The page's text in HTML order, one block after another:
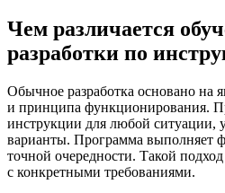
Чем различается
разработки по
Обычное разработка основано на
и принципа функционирования.
инструкции для любой ситуации,
варианты. Программа выполняет
точной очередности. Такой
с конкретными требованиями.